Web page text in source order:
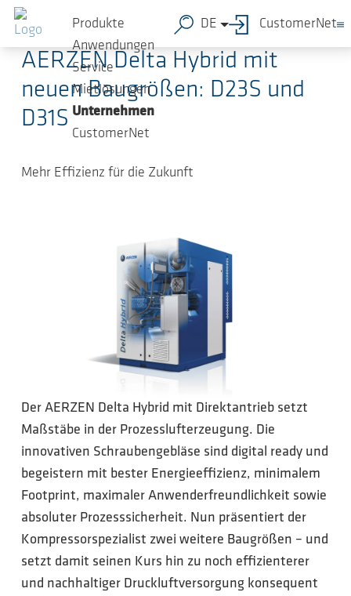
Zum Hauptinhalt springen
Produkte
Anwendungen
Service
Mietlösungen
Unternehmen
CustomerNet
DE CustomerNet
26.08.2025-Pressemitteilungen
AERZEN Delta Hybrid mit
neuen Baugrößen: D23S und
D31S
Mehr Effizienz für die Zukunft
Der AERZEN Delta Hybrid mit Direktantrieb setzt
Maßstäbe in der Prozesslufterzeugung. Die
innovativen Schraubengebläse sind digital ready und
begeistern mit bester Energieeffizienz, minimalem
Footprint, maximaler Anwenderfreundlichkeit sowie
absoluter Prozesssicherheit. Nun präsentiert der
Kompressorspezialist zwei weitere Baugrößen – und
setzt damit seinen Kurs hin zu noch effizienterer
und nachhaltiger Druckluftversorgung konsequent